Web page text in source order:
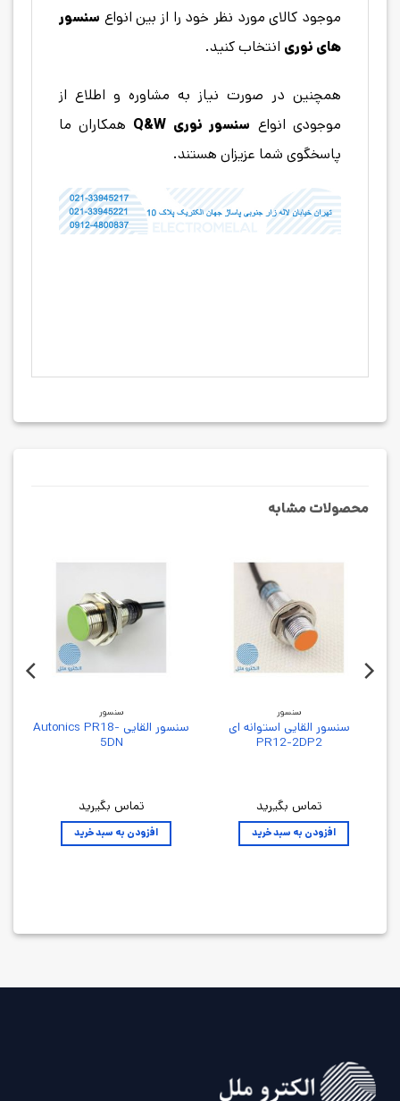
موجود کالای مورد نظر خود را از بین انواع سنسور
های نوری انتخاب کنید.
همچنین در صورت نیاز به مشاوره و اطلاع از
موجودی انواع سنسور نوری Q&W همکاران ما
پاسخگوی شما عزیزان هستند.
محصولات مشابه
سنسور
سنسور القایی استوانه ای
PR12-2DP2
تماس بگیرید
افزودن به سبد خرید
سنسور
سنسور القایی Autonics PR18-
5DN
تماس بگیرید
افزودن به سبد خرید